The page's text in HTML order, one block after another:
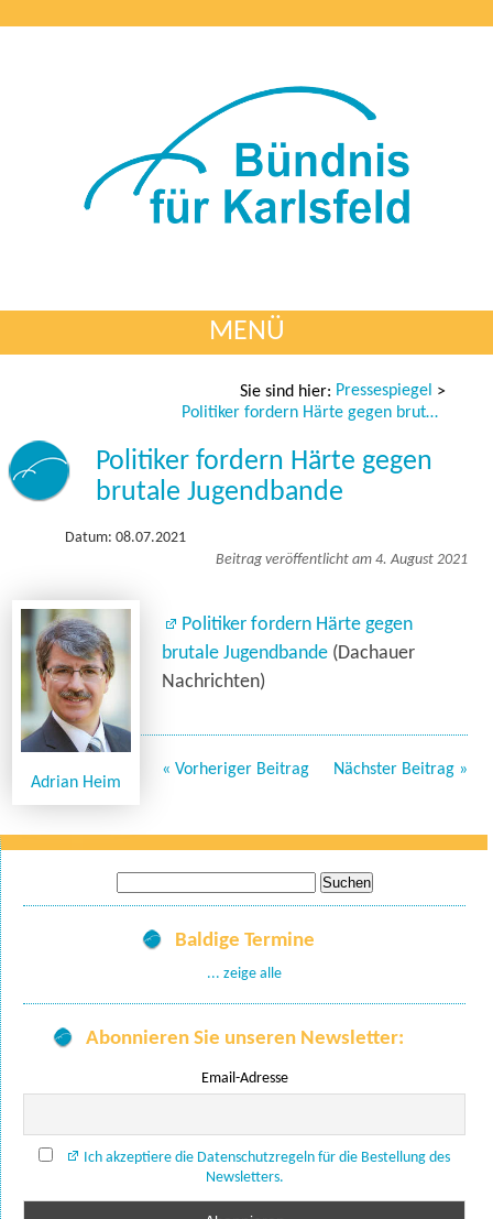
MENÜ
Sie sind hier: Pressespiegel >
Politiker fordern Härte gegen brutale Jugendbande
Politiker fordern Härte gegen
brutale Jugendbande
Datum: 08.07.2021
Beitrag veröffentlicht am 4. August 2021
Adrian Heim
Politiker fordern Härte gegen
brutale Jugendbande (Dachauer
Nachrichten)
« Vorheriger Beitrag Nächster Beitrag »
nach:
Baldige Termine
... zeige alle
Abonnieren Sie unseren Newsletter:
Email-Adresse
Ich akzeptiere die Datenschutzregeln für die Bestellung des
Newsletters.